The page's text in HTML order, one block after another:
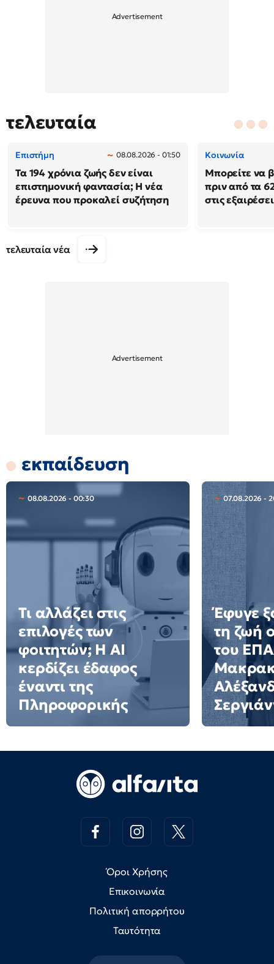
τελευταία
Επιστήμη 08.08.2026 - 01:50
Τα 194 χρόνια ζωής δεν είναι
επιστημονική φαντασία; Η νέα
έρευνα που προκαλεί συζήτηση
Κοινωνία
Μπορείτε να
πριν από τα
στις
τελευταία νέα
εκπαίδευση
08.08.2026 - 00:30
Τι αλλάζει στις
επιλογές των
φοιτητών; Η AI
κερδίζει έδαφος
έναντι της
Πληροφορικής
07.08.2026 -
Έφυγε
τη ζωή
του
Όροι Χρήσης
Επικοινωνία
Πολιτική απορρήτου
Ταυτότητα